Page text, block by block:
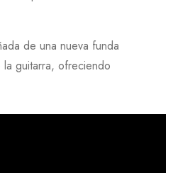
de una nueva funda
guitarra, ofreciendo